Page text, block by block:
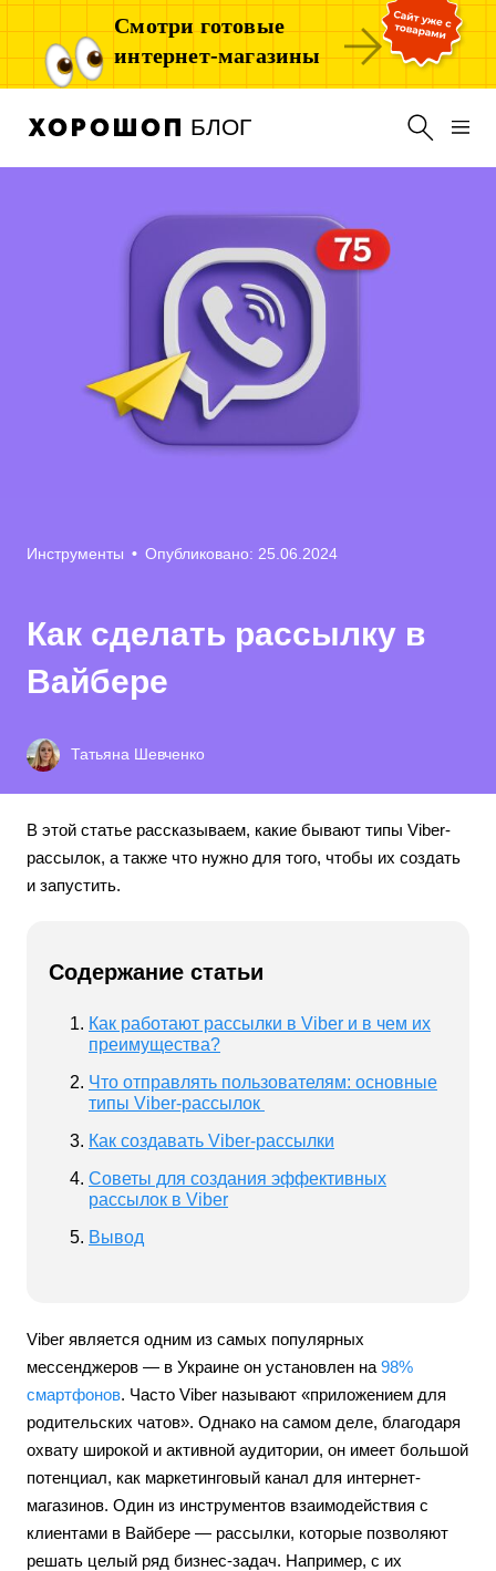
Смотри готовые
интернет-магазины
БЛОГ
Инструменты • Опубликовано: 25.06.2024
Как сделать рассылку в
Вайбере
Татьяна Шевченко
В этой статье рассказываем, какие бывают типы Viber-
рассылок, а также что нужно для того, чтобы их создать
и запустить.
Содержание статьи
Как работают рассылки в Viber и в чем их
преимущества?
Что отправлять пользователям: основные
типы Viber-рассылок
Как создавать Viber-рассылки
Советы для создания эффективных
рассылок в Viber
Вывод
Viber является одним из самых популярных
мессенджеров — в Украине он установлен на 98%
смартфонов. Часто Viber называют «приложением для
родительских чатов». Однако на самом деле, благодаря
охвату широкой и активной аудитории, он имеет большой
потенциал, как маркетинговый канал для интернет-
магазинов. Один из инструментов взаимодействия с
клиентами в Вайбере — рассылки, которые позволяют
решать целый ряд бизнес-задач. Например, с их